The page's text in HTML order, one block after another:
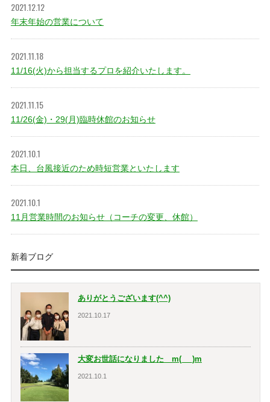
2021.12.12
年末年始の営業について
2021.11.18
11/16(火)から担当するプロを紹介いたします。
2021.11.15
11/26(金)・29(月)臨時休館のお知らせ
2021.10.1
本日、台風接近のため時短営業といたします
2021.10.1
11月営業時間のお知らせ（コーチの変更、休館）
新着ブログ
ありがとうございます(^^)
2021.10.17
大変お世話になりました m(_ _)m
2021.10.1